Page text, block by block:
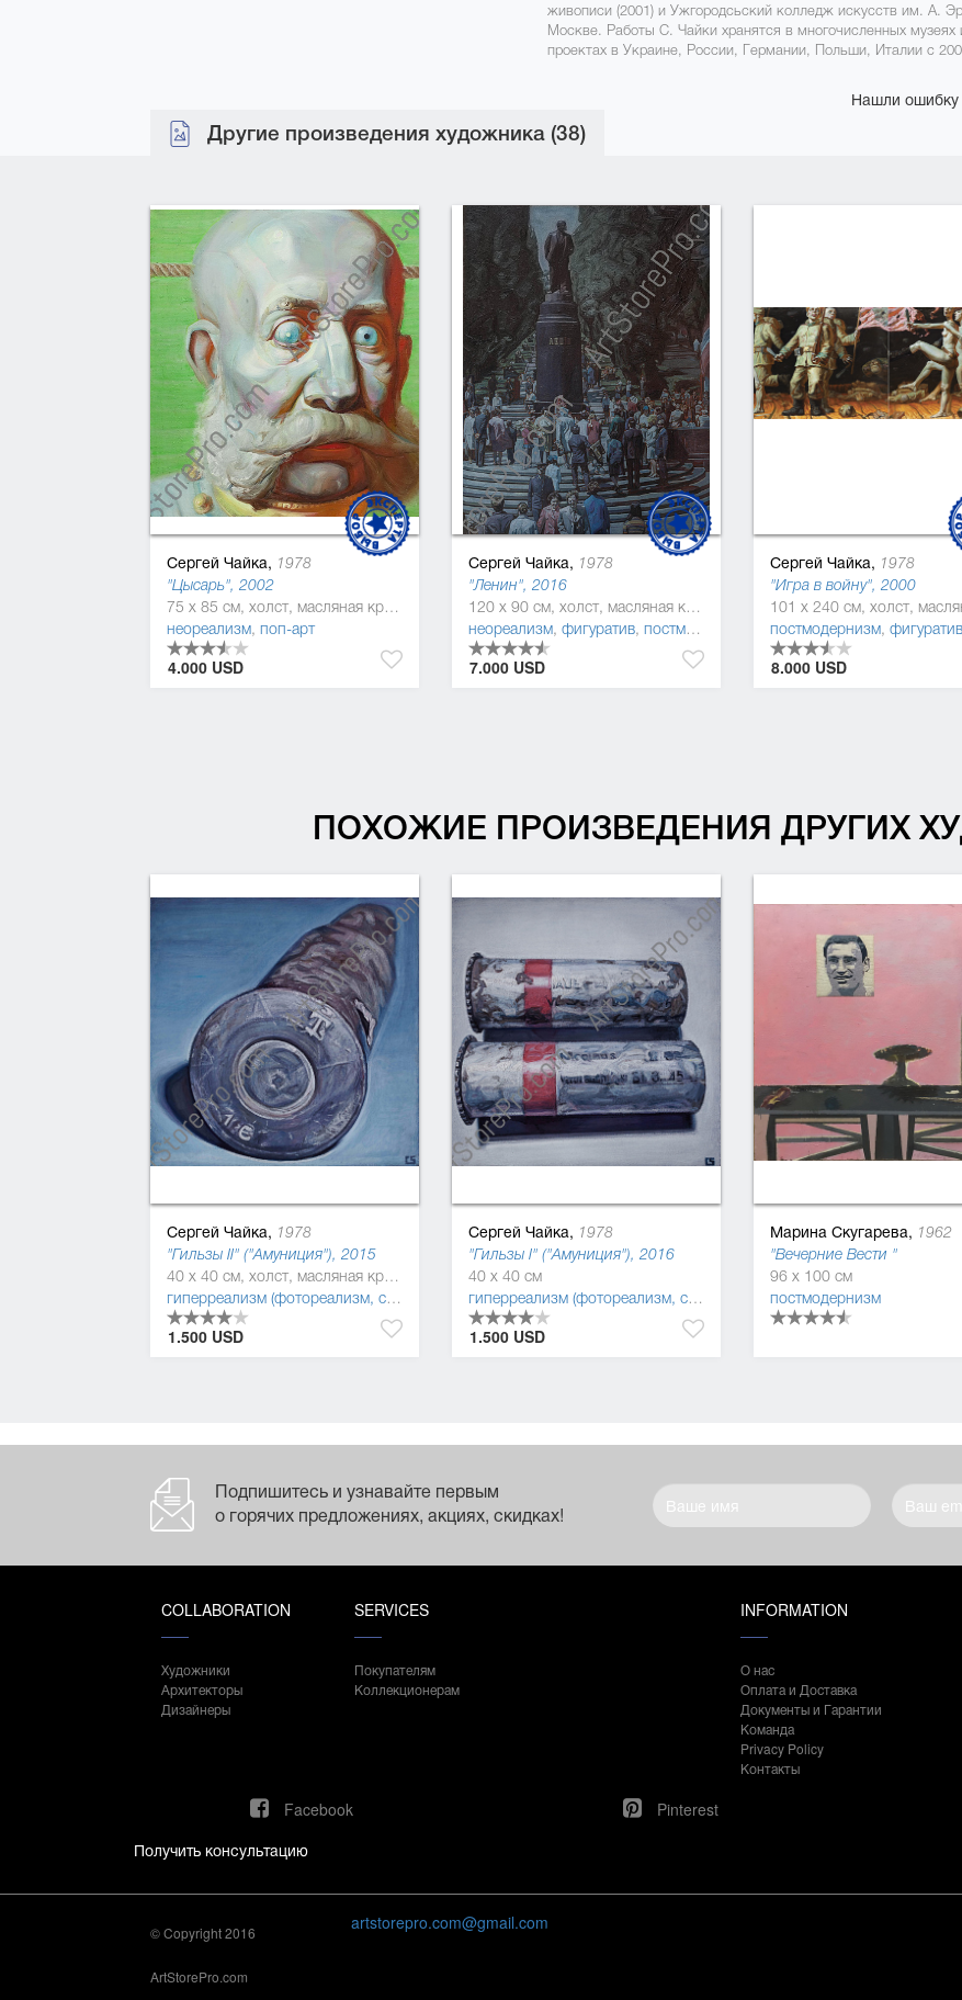
живописи (2001) и Ужгородсьский колледж искусств им. А.
Москве. Работы С. Чайки хранятся в многочисленных
проектах в Украине, России, Германии, Польши, Италии с
Нашли ошибку
Другие произведения художника (38)
Сергей Чайка, 1978
"Цысарь", 2002
75 x 85 см, холст, масляная краска
неореализм, поп-арт
4.000 USD
Сергей Чайка, 1978
"Ленин", 2016
120 x 90 см, холст, масляная краска
неореализм, фигуратив, постмодернизм академизм,реализм
7.000 USD
Сергей Чайка, 1978
"Игра в войну", 2000
постмодернизм, фигуратив
8.000 USD
ПОХОЖИЕ ПРОИЗВЕДЕНИЯ ДРУГИХ
Сергей Чайка, 1978
"Гильзы II" ("Амуниция"), 2015
40 x 40 см, холст, масляная краска
гиперреализм (фотореализм, суперреализм)
,реализм,постмодернизм, импрессионизм
1.500 USD
Сергей Чайка, 1978
"Гильзы I" ("Амуниция"), 2016
40 x 40 см
гиперреализм (фотореализм, суперреализм)
,реализм,постмодернизм
1.500 USD
Марина Скугарева, 1962
"Вечерние Вести "
96 x 100 см
постмодернизм
Подпишитесь и узнавайте первым
о горячих предложениях, акциях, скидках!
COLLABORATION
Художники
Архитекторы
Дизайнеры
SERVICES
Покупателям
Коллекционерам
INFORMATION
О нас
Оплата и Доставка
Документы и Гарантии
Команда
Privacy Policy
Контакты
Facebook Pinterest
Получить консультацию
© Copyright 2016
ArtStorePro.com
artstorepro.com@gmail.com